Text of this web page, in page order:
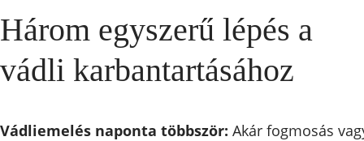
Három egyszerű lépés a
vádli karbantartásához
Vádliemelés naponta többször: Akár fogmosás